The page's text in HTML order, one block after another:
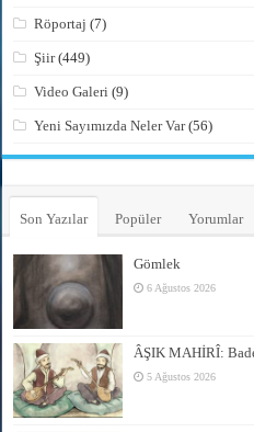
Röportaj (7)
Şiir(449)
Video Galeri (9)
Yeni Sayımızda Neler Var(56)
Son Yazılar Popüler Yorumlar
Gömlek
6 Ağustos 2026
ÂŞIK MAHİRÎ:
5 Ağustos 2026